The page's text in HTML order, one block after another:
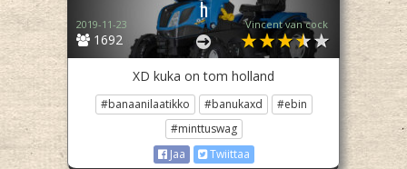
h
1692
2019-11-23 Vincent van cock
XD kuka on tom holland
#banaanilaatikko #banukaxd
#ebin
#minttuswag
Jaa
Twiittaa